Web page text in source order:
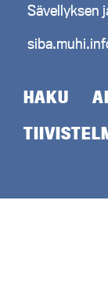
Sävellyksen
HAKU